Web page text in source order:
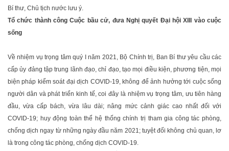
Bí thư, Chủ tịch nước lưu ý.
Tổ chức thành công Cuộc bầu cử, đưa Nghị quyết Đại hội XIII vào cuộc
sống
Về nhiệm vụ trọng tâm quý I năm 2021, Bộ Chính trị, Ban Bí thư yêu cầu các
cấp ủy đảng tập trung lãnh đạo, chỉ đạo, tạo mọi điều kiện, phương tiện, mọi
biện pháp kiểm soát đại dịch COVID-19, không để ảnh hưởng tới cuộc sống
người dân và phát triển kinh tế, coi đây là nhiệm vụ trọng tâm, ưu tiên hàng
đầu, vừa cấp bách, vừa lâu dài; nâng mức cảnh giác cao nhất đối với
COVID-19; huy động toàn thể hệ thống chính trị tham gia công tác phòng,
chống dịch ngay từ những ngày đầu năm 2021; tuyệt đối không chủ quan, lơ
là trong công tác phòng, chống dịch COVID-19.